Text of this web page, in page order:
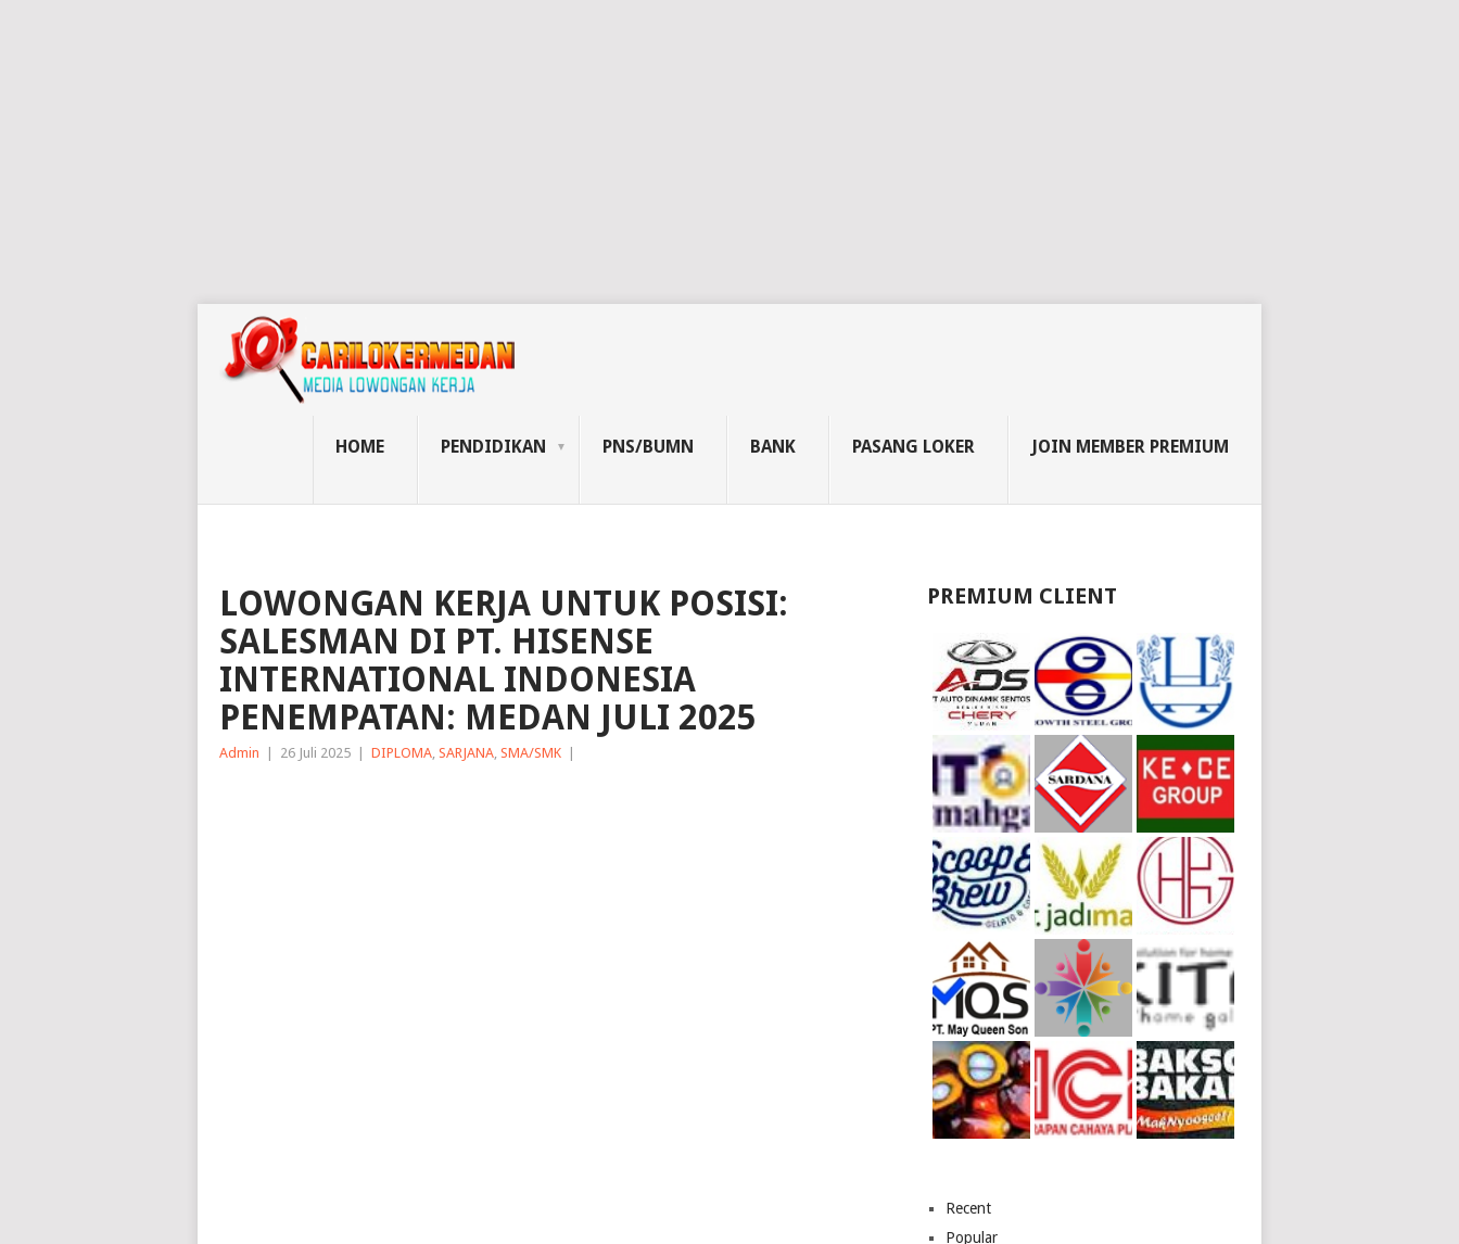
HOME PENDIDIKAN PNS/BUMN BANK PASANG LOKER JOIN MEMBER PREMIUM
LOWONGAN KERJA UNTUK POSISI:
SALESMAN DI PT. HISENSE
INTERNATIONAL INDONESIA
PENEMPATAN: MEDAN JULI 2025
Admin 26 Juli 2025 DIPLOMA, SARJANA, SMA/SMK
PREMIUM CLIENT
Recent
Popular